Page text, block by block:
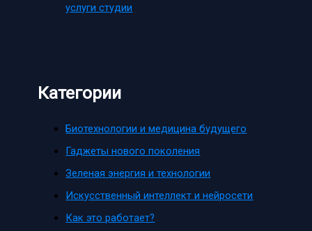
услуги студии
Категории
Биотехнологии и медицина будущего
Гаджеты нового поколения
Зеленая энергия и технологии
Искусственный интеллект и нейросети
Как это работает?